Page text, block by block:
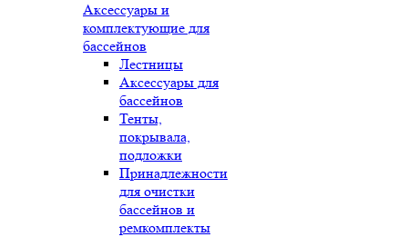
Аксессуары и
комплектующие для
бассейнов
Лестницы
Аксессуары для
бассейнов
Тенты,
покрывала,
подложки
Принадлежности
для очистки
бассейнов и
ремкомплекты